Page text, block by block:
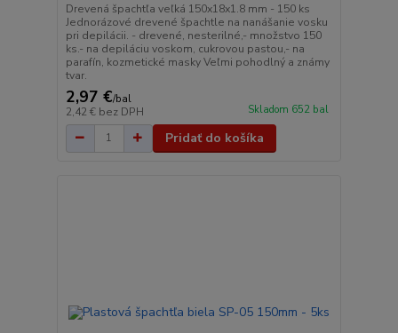
Drevená špachtľa veľká 150x18x1.8 mm - 150 ks
Jednorázové drevené špachtle na nanášanie vosku
pri depilácii. - drevené, nesterilné,- množstvo 150
ks.- na depiláciu voskom, cukrovou pastou,- na
parafín, kozmetické masky Veľmi pohodlný a známy
tvar.
2,97 €/bal
2,42 € bez DPH Skladom 652 bal
Pridať do košíka